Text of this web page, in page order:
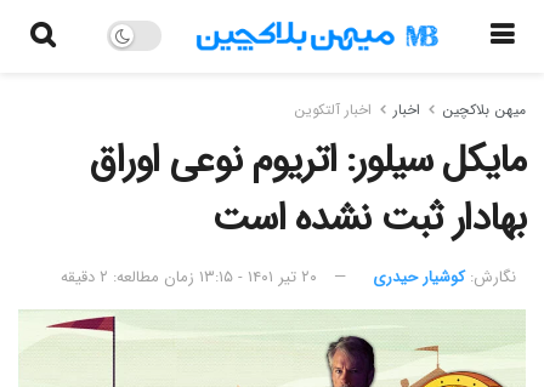
میهن بلاکچین اخبار اخبار آلتکوین
مایکل سیلور: اتریوم نوعی اوراق
بهادار ثبت نشده است
نگارش:‌ کوشیار حیدری ۲۰ تیر ۱۴۰۱ - ۱۳:۱۵ زمان مطالعه: ۲ دقیقه